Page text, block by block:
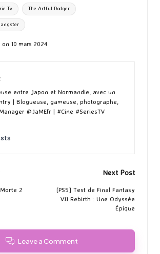
Tv The Artful Dodger
10 mars 2024
entre Japon et Normandie, avec un
| Blogueuse, gameuse, photographe,
@JaMEfr | #Cine #SeriesTV
2
Next Post
[PS5] Test de Final Fantasy
VII Rebirth : Une Odyssée
Épique
Leave a Comment